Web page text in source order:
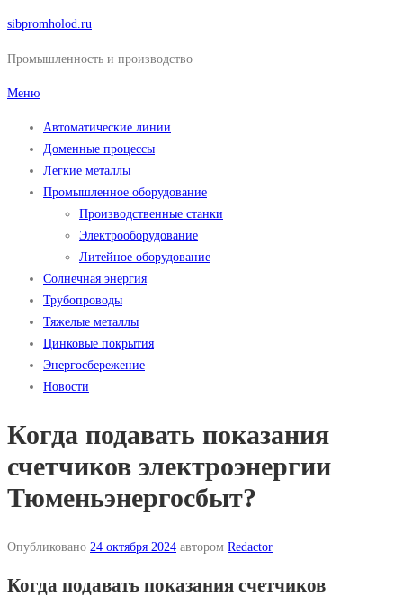
Перейти
содержимому
sibpromholod.ru
Промышленность и производство
Меню
Автоматические линии
Доменные процессы
Легкие металлы
Промышленное оборудование
Производственные станки
Электрооборудование
Литейное оборудование
Солнечная энергия
Трубопроводы
Тяжелые металлы
Цинковые покрытия
Энергосбережение
Новости
Когда подавать показания
счетчиков электроэнергии
Тюменьэнергосбыт?
Опубликовано 24 октября 2024 автором Redactor
Когда подавать показания счетчиков